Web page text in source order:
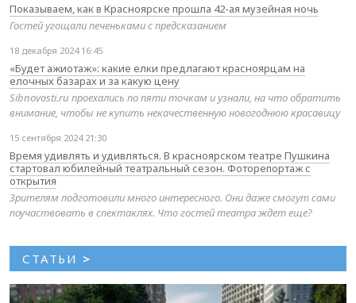
Показываем, как в Красноярске прошла 42-ая музейная ночь
Гостей угощали печеньками с предсказанием
18 декабря 2024 16:45
«Будет ажиотаж»: какие елки предлагают красноярцам на
елочных базарах и за какую цену
Sibnovosti.ru проехались по пяти точкам и узнали, на что обратить
внимание, чтобы не купить некачественную новогоднюю красавицу
15 сентября 2024 21:30
Время удивлять и удивляться. В красноярском театре Пушкина
стартовал юбилейный театральный сезон. Фоторепортаж с
открытия
Зрителям подготовили много интересного. Они даже смогут сами
поучаствовать в спектаклях. Что гостей театра ждет еще?
СТАТЬИ >